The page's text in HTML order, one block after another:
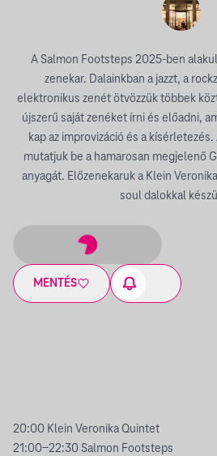
A Salmon Footsteps 2025-ben
zenekar. Dalainkban a jazzt, a
elektronikus zenét ötvözzük többek
újszerű saját zenéket írni és előadni,
kap az improvizáció és a
mutatjuk be a hamarosan megjelenő
anyagát. Előzenekaruk a Klein
soul dalokkal
MENTÉS
20:00 Klein Veronika Quintet
21:00-22:30 Salmon Footsteps